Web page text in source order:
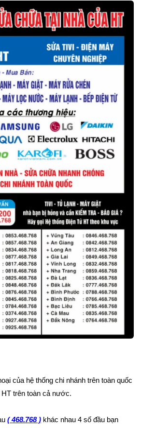
của hệ thống chi nhánh trên toàn quốc
trên toàn cả nước.
( 468.768 ) khác nhau 4 số đầu bạn